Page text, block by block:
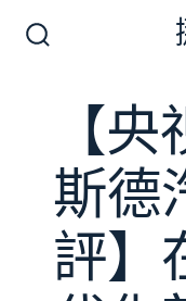
關
【
斯德
評】